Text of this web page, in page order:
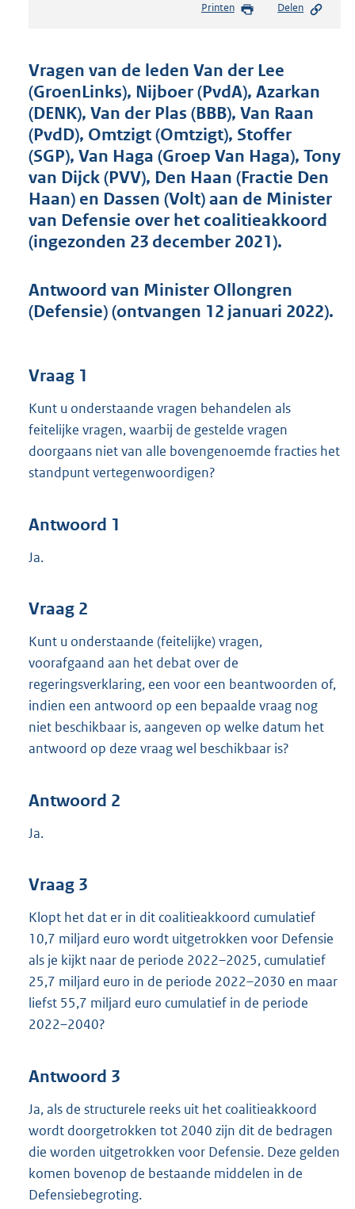
s
d
s
g
r
o
o
t
t
:
4
b
Printen Delen
Vragen van de leden Van der Lee
(GroenLinks), Nijboer (PvdA), Azarkan
(DENK), Van der Plas (BBB), Van Raan
(PvdD), Omtzigt (Omtzigt), Stoffer
(SGP), Van Haga (Groep Van Haga), Tony
van Dijck (PVV), Den Haan (Fractie Den
Haan) en Dassen (Volt) aan de Minister
van Defensie over het coalitieakkoord
(ingezonden 23 december 2021).
Antwoord van Minister Ollongren
(Defensie) (ontvangen 12 januari 2022).
Vraag 1
Kunt u onderstaande vragen behandelen als
feitelijke vragen, waarbij de gestelde vragen
doorgaans niet van alle bovengenoemde fracties het
standpunt vertegenwoordigen?
Antwoord 1
Ja.
Vraag 2
Kunt u onderstaande (feitelijke) vragen,
voorafgaand aan het debat over de
regeringsverklaring, een voor een beantwoorden of,
indien een antwoord op een bepaalde vraag nog
niet beschikbaar is, aangeven op welke datum het
antwoord op deze vraag wel beschikbaar is?
Antwoord 2
Ja.
Vraag 3
Klopt het dat er in dit coalitieakkoord cumulatief
10,7 miljard euro wordt uitgetrokken voor Defensie
als je kijkt naar de periode 2022–2025, cumulatief
25,7 miljard euro in de periode 2022–2030 en maar
liefst 55,7 miljard euro cumulatief in de periode
2022–2040?
Antwoord 3
Ja, als de structurele reeks uit het coalitieakkoord
wordt doorgetrokken tot 2040 zijn dit de bedragen
die worden uitgetrokken voor Defensie. Deze gelden
komen bovenop de bestaande middelen in de
Defensiebegroting.